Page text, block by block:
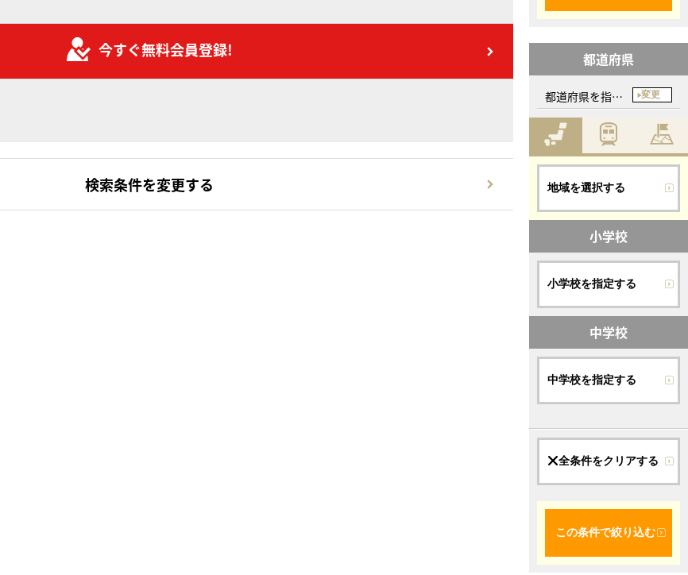
今すぐ無料会員登録!
検索条件を変更する
都道府県
都道府県を指定してください 変更
地域を選択する
小学校
小学校を指定する
中学校
中学校を指定する
全条件をクリアする
この条件で絞り込む